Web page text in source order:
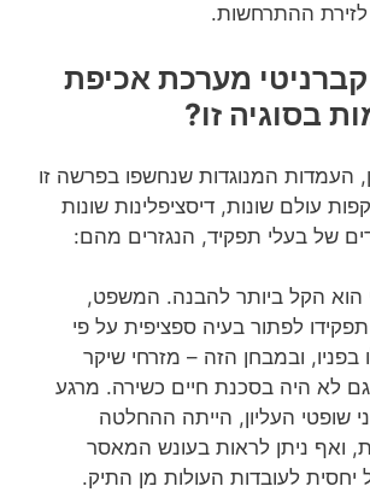
ההתרחשות.
קברניטי מערכת אכיפת
בסוגיה זו?
העמדות המנוגדות שנחשפו בפרשה זו
עולם שונות, דיסציפלינות שונות
של בעלי תפקיד, הנגזרים מהם:
הקל ביותר להבנה. המשפט,
לפתור בעיה ספציפית על פי
בפניו, ובמבחן הזה – מזרחי שיקר
לא היה בסכנת חיים כשירה. מרגע
שופטי העליון, הייתה ההחלטה
ואף ניתן לראות בעונש המאסר
יחסית לעובדות העולות מן התיק.